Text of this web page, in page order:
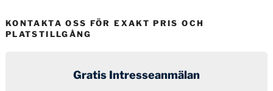
KONTAKTA OSS FÖR EXAKT PRIS OCH
PLATSTILLGÅNG
Gratis Intresseanmälan